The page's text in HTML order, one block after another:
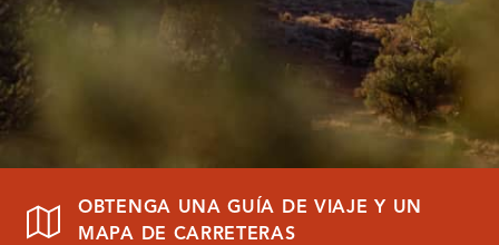
OBTENGA UNA GUÍA DE VIAJE Y UN
MAPA DE CARRETERAS